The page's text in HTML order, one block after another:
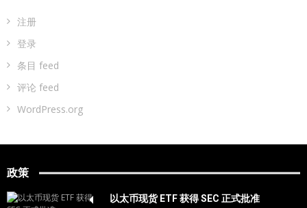
注册
登录
条目 feed
评论 feed
WordPress.org
政策
以太币现货 ETF 获得 SEC 正式批准